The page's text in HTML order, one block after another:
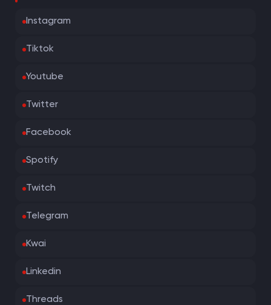
Instagram
Tiktok
Youtube
Twitter
Facebook
Spotify
Twitch
Telegram
Kwai
Linkedin
Threads